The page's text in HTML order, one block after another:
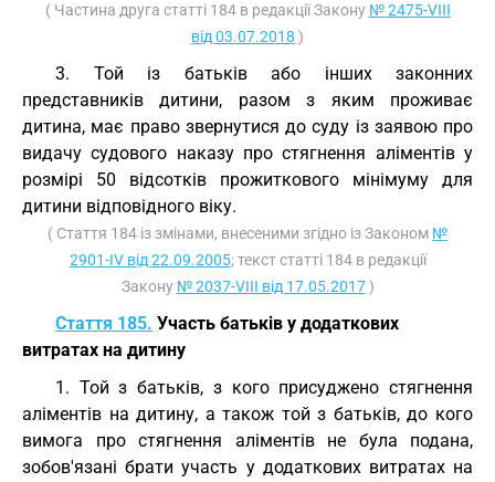
( Частина друга статті 184 в редакції Закону № 2475-VIII
від 03.07.2018 )
3. Той із батьків або інших законних
представників дитини, разом з яким проживає
дитина, має право звернутися до суду із заявою про
видачу судового наказу про стягнення аліментів у
розмірі 50 відсотків прожиткового мінімуму для
дитини відповідного віку.
( Стаття 184 із змінами, внесеними згідно із Законом №
2901-IV від 22.09.2005; текст статті 184 в редакції
Закону № 2037-VIII від 17.05.2017)
Стаття 185. Участь батьків у додаткових
витратах на дитину
1. Той з батьків, з кого присуджено стягнення
аліментів на дитину, а також той з батьків, до кого
вимога про стягнення аліментів не була подана,
зобов'язані брати участь у додаткових витратах на